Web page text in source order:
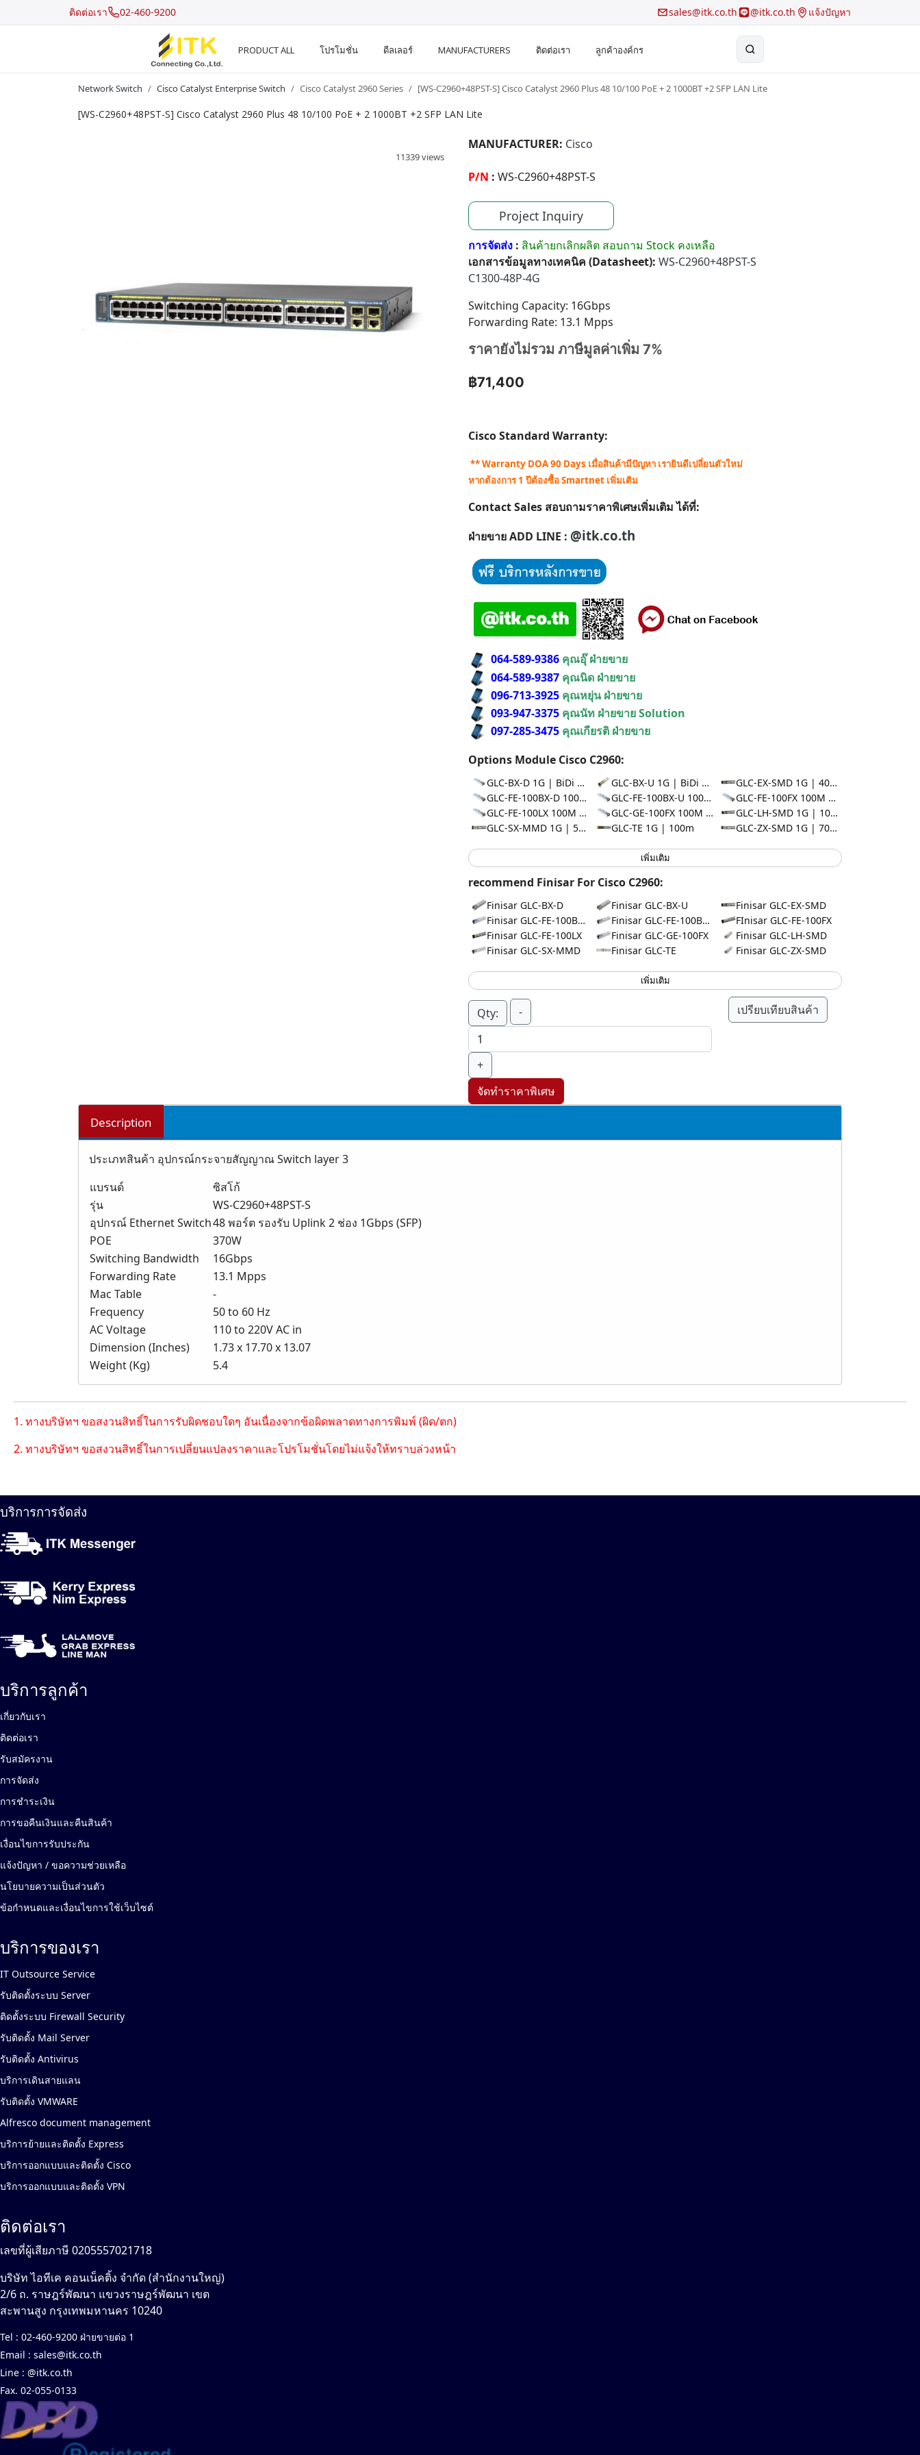
ติดต่อเรา 02-460-9200 sales@itk.co.th @itk.co.th แจ้งปัญหา
PRODUCT ALL โปรโมชั่น ดีลเลอร์ MANUFACTURERS ติดต่อเรา ลูกค้าองค์กร
Search ×
Network Switch Cisco Catalyst Enterprise Switch Cisco Catalyst 2960 Series [WS-C2960+48PST-S] Cisco Catalyst 2960 Plus 48 10/100 PoE + 2 1000BT +2 SFP LAN Lite
[WS-C2960+48PST-S] Cisco Catalyst 2960 Plus 48 10/100 PoE + 2 1000BT +2 SFP LAN Lite
11339 views
MANUFACTURER: Cisco
P/N : WS-C2960+48PST-S
Project Inquiry
การจัดส่ง : สินค้ายกเลิกผลิต สอบถาม Stock คงเหลือ
เอกสารข้อมูลทางเทคนิค (Datasheet): WS-C2960+48PST-S
C1300-48P-4G
Switching Capacity: 16Gbps
Forwarding Rate: 13.1 Mpps
ราคายังไม่รวม ภาษีมูลค่าเพิ่ม 7%
฿71,400
Cisco Standard Warranty:
** Warranty DOA 90 Days เมื่อสินค้ามีปัญหา เรายินดีเปลี่ยนตัวใหม่
หากต้องการ 1 ปีต้องซื้อ Smartnet เพิ่มเติม
Contact Sales สอบถามราคาพิเศษเพิ่มเติม ได้ที่:
ฝ่ายขาย ADD LINE : @itk.co.th
064-589-9386 คุณอุ๊ ฝ่ายขาย
064-589-9387 คุณนิด ฝ่ายขาย
096-713-3925 คุณหยุ่น ฝ่ายขาย
093-947-3375 คุณนัท ฝ่ายขาย Solution
097-285-3475 คุณเกียรติ ฝ่ายขาย
Options Module Cisco C2960:
GLC-BX-D 1G | BiDi 10km GLC-BX-U 1G | BiDi 10km
GLC-EX-SMD 1G | 40km
GLC-FE-100BX-D 100M | BiDi 10km
GLC-FE-100BX-U 100M | BiDi 10km
GLC-FE-100FX 100M | 2km
GLC-FE-100LX 100M | 10km
GLC-GE-100FX 100M | 2km
GLC-LH-SMD 1G | 10km
GLC-SX-MMD 1G | 550
GLC-TE 1G | 100m GLC-ZX-SMD 1G | 70km
เพิ่มเติม
recommend Finisar For Cisco C2960:
Finisar GLC-BX-D Finisar GLC-BX-U
Finisar GLC-EX-SMD
Finisar GLC-FE-100BX-D
Finisar GLC-FE-100BX-U
FInisar GLC-FE-100FX
Finisar GLC-FE-100LX
Finisar GLC-GE-100FX
Finisar GLC-LH-SMD
Finisar GLC-SX-MMD
Finisar GLC-TE Finisar GLC-ZX-SMD
เพิ่มเติม
Qty: -
+
จัดทำราคาพิเศษ
เปรียบเทียบสินค้า
Description
ประเภทสินค้า อุปกรณ์กระจายสัญญาณ Switch layer 3
แบรนด์
ซิสโก้
รุ่น
WS-C2960+48PST-S
อุปกรณ์ Ethernet Switch48 พอร์ต รองรับ Uplink 2 ช่อง 1Gbps (SFP)
POE
370W
Switching Bandwidth
16Gbps
Forwarding Rate
13.1 Mpps
Mac Table
-
Frequency
50 to 60 Hz
AC Voltage
110 to 220V AC in
Dimension (Inches)
1.73 x 17.70 x 13.07
Weight (Kg)
5.4
1. ทางบริษัทฯ ขอสงวนสิทธิ์ในการรับผิดชอบใดๆ อันเนื่องจากข้อผิดพลาดทางการพิมพ์ (ผิด/ตก)
2. ทางบริษัทฯ ขอสงวนสิทธิ์ในการเปลี่ยนแปลงราคาและโปรโมชั่นโดยไม่แจ้งให้ทราบล่วงหน้า
บริการการจัดส่ง
บริการลูกค้า
เกี่ยวกับเรา
ติดต่อเรา
รับสมัครงาน
การจัดส่ง
การชำระเงิน
การขอคืนเงินและคืนสินค้า
เงื่อนไขการรับประกัน
แจ้งปัญหา / ขอความช่วยเหลือ
นโยบายความเป็นส่วนตัว
ข้อกำหนดและเงื่อนไขการใช้เว็บไซต์
บริการของเรา
IT Outsource Service
รับติดตั้งระบบ Server
ติดตั้งระบบ Firewall Security
รับติดตั้ง Mail Server
รับติดตั้ง Antivirus
บริการเดินสายแลน
รับติดตั้ง VMWARE
Alfresco document management
บริการย้ายและติดตั้ง Express
บริการออกแบบและติดตั้ง Cisco
บริการออกแบบและติดตั้ง VPN
ติดต่อเรา
เลขที่ผู้เสียภาษี 0205557021718
บริษัท ไอทีเค คอนเน็คติ้ง จำกัด (สำนักงานใหญ่)
2/6 ถ. ราษฎร์พัฒนา แขวงราษฎร์พัฒนา เขต
สะพานสูง กรุงเทพมหานคร 10240
Tel : 02-460-9200 ฝ่ายขายต่อ 1
Email : sales@itk.co.th
Line : @itk.co.th
Fax. 02-055-0133